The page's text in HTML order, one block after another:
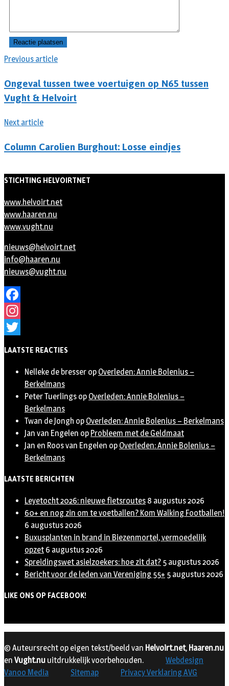
Previous article
Ongeval tussen twee voertuigen op N65 tussen
Vught & Helvoirt
Next article
Column Carolien Burghout: Losse eindjes
STICHTING HELVOIRTNET
www.helvoirt.net
www.haaren.nu
www.vught.nu
nieuws@helvoirt.net
info@haaren.nu
nieuws@vught.nu
Facebook
Instagram
LAATSTE REACTIES
Nelleke de bresser op Overleden: Annie Bolenius –
Berkelmans
Peter Tuerlings op Overleden: Annie Bolenius –
Berkelmans
Twan de Jongh op Overleden: Annie Bolenius – Berkelmans
Jan van Engelen op Probleem met de Geldmaat
Jan en Roos van Engelen op Overleden: Annie Bolenius –
Berkelmans
LAATSTE BERICHTEN
Leyetocht 2026: nieuwe fietsroutes 8 augustus 2026
60+ en nog zin om te voetballen? Kom Walking Footballen!
6 augustus 2026
Buxusplanten in brand in Biezenmortel, vermoedelijk
opzet 6 augustus 2026
Spreidingswet asielzoekers: hoe zit dat? 5 augustus 2026
Bericht voor de leden van Vereniging 55+ 5 augustus 2026
LIKE ONS OP FACEBOOK!
© Auteursrecht op eigen tekst/beeld van Helvoirt.net, Haaren.nu
en Vught.nu uitdrukkelijk voorbehouden.
Webdesign
Vanoo Media
Sitemap Privacy Verklaring AVG